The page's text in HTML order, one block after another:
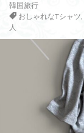
韓国旅行
おしゃれなTシャツ,
人